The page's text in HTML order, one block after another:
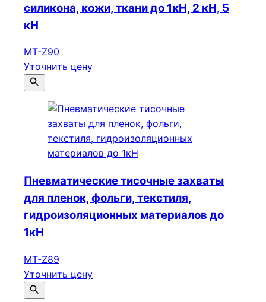
силикона, кожи, ткани до 1кН, 2 кН, 5
кН
МТ-Z90
Уточнить цену
Пневматические тисочные захваты
для пленок, фольги, текстиля,
гидроизоляционных материалов до
1кН
МТ-Z89
Уточнить цену